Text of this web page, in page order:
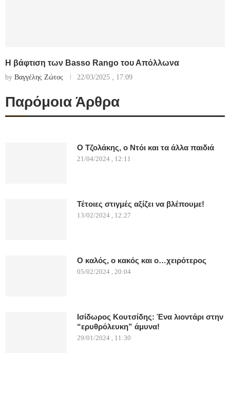
Η βάφτιση των Basso Rango του Απόλλωνα
by Βαγγέλης Ζώτος 22/03/2025 , 17:09
Παρόμοια Άρθρα
Ο Τζολάκης, ο Ντόι και τα άλλα παιδιά
21/04/2024 , 12:11
Τέτοιες στιγμές αξίζει να βλέπουμε!
13/02/2024 , 12:27
Ο καλός, ο κακός και ο…χειρότερος
05/02/2024 , 20:04
Ισίδωρος Κουτσίδης: Ένα λιοντάρι στην
“ερυθρόλευκη” άμυνα!
29/01/2024 , 11:30